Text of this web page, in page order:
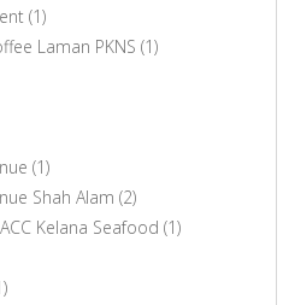
(1)
Laman PKNS (1)
(1)
Shah Alam (2)
Kelana Seafood (1)